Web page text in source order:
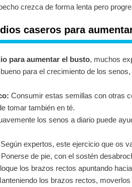
crezca de forma lenta pero
caseros para
para aumentar el busto, muchos
para el crecimiento de los
Consumir estas semillas con otras
tomar también en té.
los senos a diario puede
Según expertos, este ejercicio que os
de pie, con el sostén
los brazos rectos apuntando
los brazos rectos,